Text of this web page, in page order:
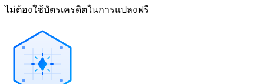
ไม่ต้องใช้บัตรเครดิตในการแปลงฟรี